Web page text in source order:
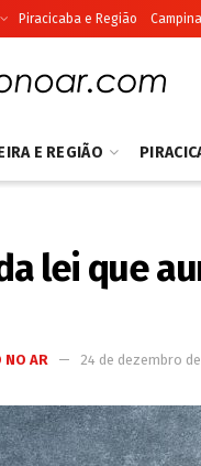
Piracicaba e Região
E REGIÃO
lei que
NO AR 24 de dezembro